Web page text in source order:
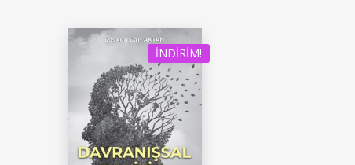
İNDIRIM!